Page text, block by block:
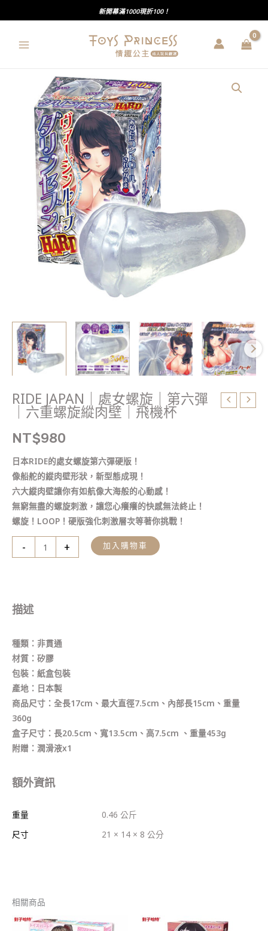
至
新開幕滿1000現折100！
RIDE JAPAN｜處女螺旋｜第六彈
｜六重螺旋縱肉壁｜飛機杯
NT$980
日本RIDE的處女螺旋第六彈硬版！
像船舵的縱肉壁形狀，新型態成現！
六大縱肉壁讓你有如航像大海般的心動感！
無窮無盡的螺旋刺激，讓您心癢癢的快感無法終止！
螺旋！LOOP！硬版強化刺激層次等著你挑戰！
-
肉
壁
｜
飛
杯
數
量
+ 加入購物車
描述
種類：非貫通
材質：矽膠
包裝：紙盒包裝
產地：日本製
商品尺寸：全長17cm、最大直徑7.5cm、內部長15cm、重量
360g
盒子尺寸：長20.5cm、寬13.5cm、高7.5cm 、重量453g
附贈：潤滑液x1
額外資訊
重量
0.46 公斤
尺寸
21 × 14 × 8 公分
相關商品